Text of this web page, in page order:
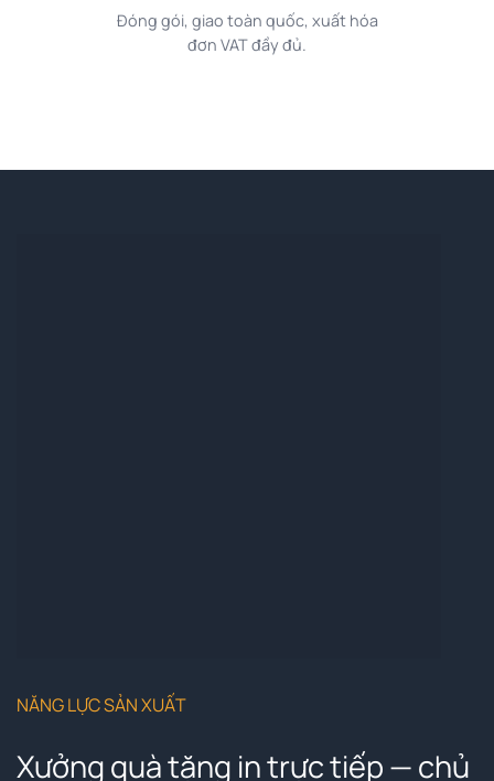
Đóng gói, giao toàn quốc, xuất hóa
đơn VAT đầy đủ.
NĂNG LỰC SẢN XUẤT
Xưởng quà tặng in trực tiếp — chủ